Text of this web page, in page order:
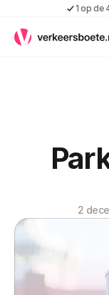
1 op de
Kennis
2